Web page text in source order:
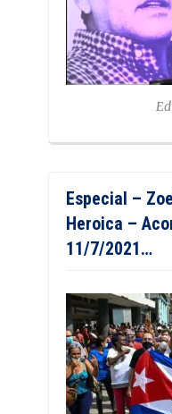
Especial –
Heroica –
11/7/2021…